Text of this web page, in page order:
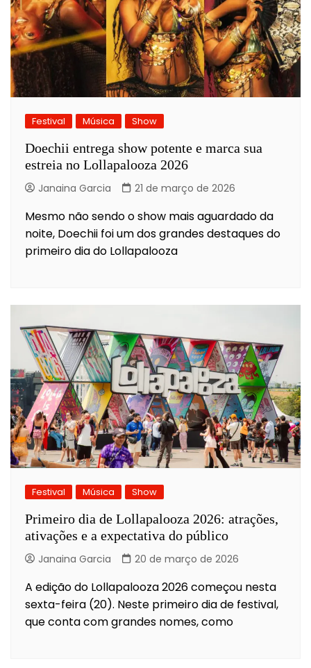
Festival Música Show
Doechii entrega show potente e marca sua
estreia no Lollapalooza 2026
Janaina Garcia 21 de março de 2026
Mesmo não sendo o show mais aguardado da
noite, Doechii foi um dos grandes destaques do
primeiro dia do Lollapalooza
Festival Música Show
Primeiro dia de Lollapalooza 2026: atrações,
ativações e a expectativa do público
Janaina Garcia 20 de março de 2026
A edição do Lollapalooza 2026 começou nesta
sexta-feira (20). Neste primeiro dia de festival,
que conta com grandes nomes, como